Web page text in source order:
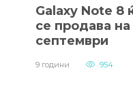
Galaxy Note 8
се продава на
септември
9 години 954